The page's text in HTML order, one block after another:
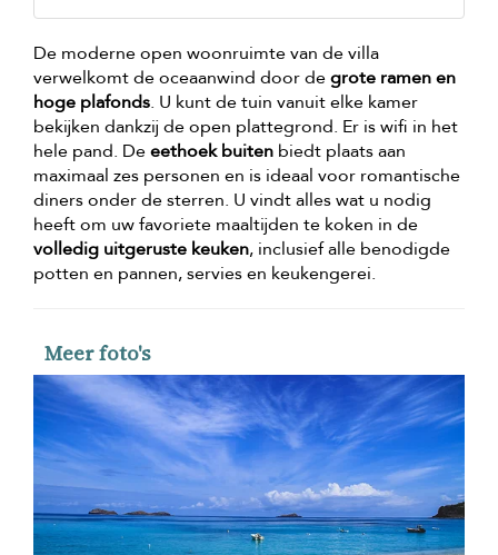
De moderne open woonruimte van de villa
verwelkomt de oceaanwind door degrote ramen en
hoge plafonds. U kunt de tuin vanuit elke kamer
bekijken dankzij de open plattegrond. Er is wifi in het
hele pand. Deeethoek buiten biedt plaats aan
maximaal zes personen en is ideaal voor romantische
diners onder de sterren. U vindt alles wat u nodig
heeft om uw favoriete maaltijden te koken in de
volledig uitgeruste keuken, inclusief alle benodigde
potten en pannen, servies en keukengerei.
Meer foto's